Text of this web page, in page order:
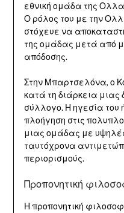
εθνική ομάδα της
Ο ρόλος του με την
στόχευε να
της ομάδας μετά από
απόδοσης.
Στην Μπαρτσελόνα, ο
κατά τη διάρκεια μιας
σύλλογο. Η ηγεσία του
πλοήγηση στις
μιας ομάδας με
ταυτόχρονα
περιορισμούς.
Προπονητική
Η προπονητική